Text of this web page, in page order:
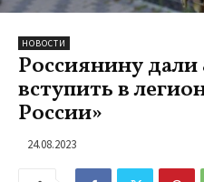
НОВОСТИ
Россиянину дали
вступить в
России»
24.08.2023